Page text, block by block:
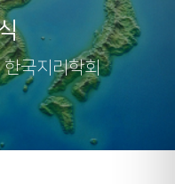
국지리학회